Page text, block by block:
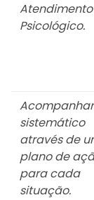
Atendimento
Psicológico.
sistemático
através de
plano de
para cada
situação.